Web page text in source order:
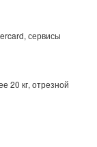
сервисы
20 кг, отрезной